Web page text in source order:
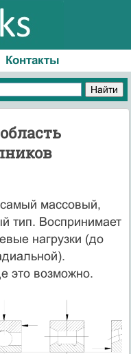
Контакты
массовый,
тип. Воспринимает
нагрузки (до
это возможно.